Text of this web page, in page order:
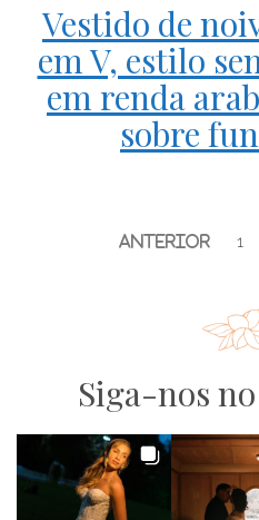
Vestido de
em V, estilo
em renda
sobre
1
Siga-nos